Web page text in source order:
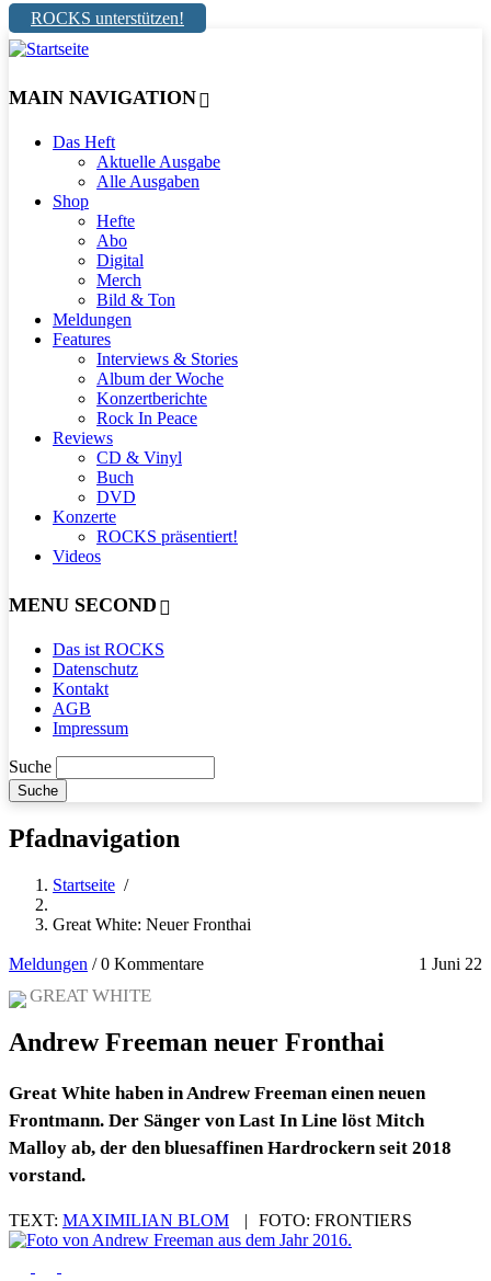
ROCKS unterstützen!
MAIN NAVIGATION
Das Heft
Aktuelle Ausgabe
Alle Ausgaben
Shop
Hefte
Abo
Digital
Merch
Bild & Ton
Meldungen
Features
Interviews & Stories
Album der Woche
Konzertberichte
Rock In Peace
Reviews
CD & Vinyl
Buch
DVD
Konzerte
ROCKS präsentiert!
Videos
MENU SECOND
Das ist ROCKS
Datenschutz
Kontakt
AGB
Impressum
Suche
Pfadnavigation
Startseite /
Great White: Neuer Fronthai
Meldungen 1 Juni 22
/0 Kommentare
GREAT WHITE
Andrew Freeman neuer Fronthai
Great White haben in Andrew Freeman einen neuen
Frontmann. Der Sänger von Last In Line löst Mitch
Malloy ab, der den bluesaffinen Hardrockern seit 2018
vorstand.
TEXT: MAXIMILIAN BLOM | FOTO: FRONTIERS